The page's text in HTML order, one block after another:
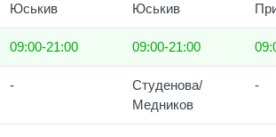
Юськив Юськив
09:00-21:00 09:00-21:00
-
Студенова/
Медников
-